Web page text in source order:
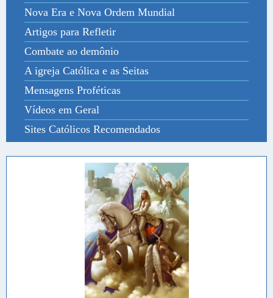
Nova Era e Nova Ordem Mundial
Artigos para Refletir
Combate ao demônio
A igreja Católica e as Seitas
Mensagens Proféticas
Vídeos em Geral
Sites Católicos Recomendados